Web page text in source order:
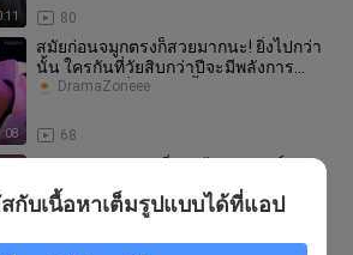
80
สมัยก่อนจมูกตรงก็สวยมากนะ! ยิ่งไปกว่า
นั้น ใครกันที่วัยสิบกว่าปีจะมีพลังการ
ถ่ายทอดแฟชั่นขนาดนี้ได้!?
68
DramaZoneee
จูบหวานของทอฟฟี่นม #ภาพยนตร์
ดัดแปลงที่เอาใจยาก
DramaZoneee
กับเนื้อหาเต็มรูปแบบได้ที่แอป